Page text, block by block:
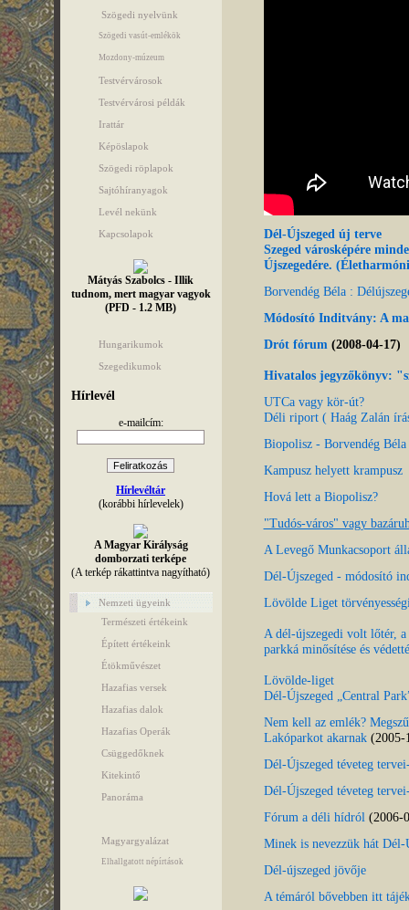
Szögedi nyelvünk
Szögedi vasút-emlékök
Mozdony-múzeum
Testvérvárosok
Testvérvárosi példák
Irattár
Képöslapok
Szögedi röplapok
Sajtóhíranyagok
Levél nekünk
Kapcsolapok
Mátyás Szabolcs - Illik
tudnom, mert magyar vagyok
(PFD - 1.2 MB)
Hungarikumok
Szegedikumok
Hírlevél
e-mailcím:
Hírlevéltár
(korábbi hírlevelek)
A Magyar Királyság
domborzati terképe
(A terkép rákattintva nagyítható)
Nemzeti ügyeink
Természeti értékeink
Épített értékeink
Étökművészet
Hazafias versek
Hazafias dalok
Hazafias Operák
Csüggedőknek
Kitekintő
Panoráma
Magyargyalázat
Elhallgatott népírtások
Dél-Újszeged új terve
Szeged városképére
Újszegedére.
Borvendég Béla :
Módosító Inditvány: A
Drót fórum (2008-04-17)
Hivatalos jegyzőkönyv:
UTCa vagy kör-út?
Déli riport ( Haág Zalán
Biopolisz - Borvendég Béla
Kampusz helyett krampusz
Hová lett a Biopolisz?
"Tudós-város" vagy
A Levegő Munkacsoport
Dél-Újszeged - módosító
Lövölde Liget
A dél-újszegedi volt lőtér,
parkká minősítése és
Lövölde-liget
Dél-Újszeged „Central
Nem kell az emlék?
Lakóparkot akarnak(2005-
Dél-Újszeged téveteg
Dél-Újszeged téveteg
Fórum a déli hídról (2006-
Minek is nevezzük hát
Dél-újszeged jövője
A témáról bővebben itt